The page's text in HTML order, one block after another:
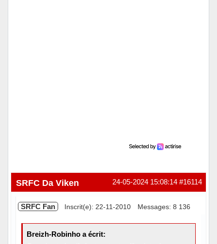
#16114
24-05-2024 15:08:14
SRFC Da Viken
SRFC Fan Inscrit(e): 22-11-2010 Messages: 8 136
Breizh-Robinho a écrit: